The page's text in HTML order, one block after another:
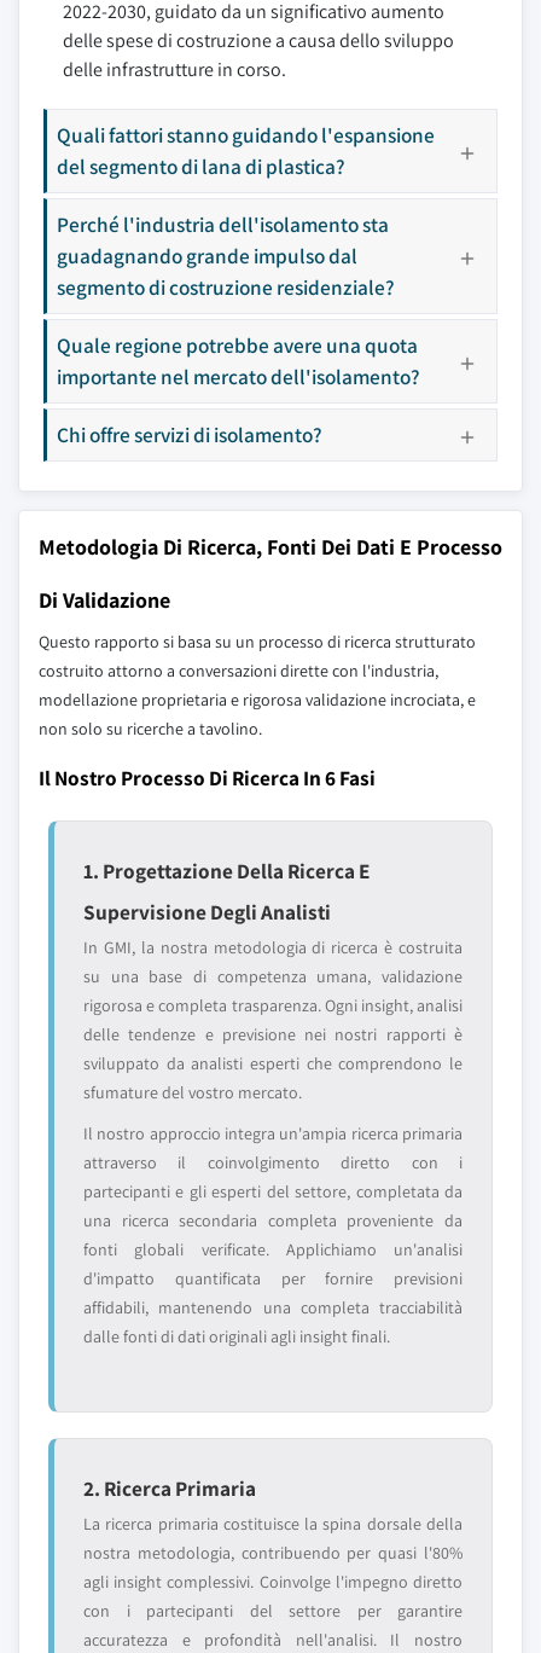
2022-2030, guidato da un significativo aumento
delle spese di costruzione a causa dello sviluppo
delle infrastrutture in corso.
Quali fattori stanno guidando l'espansione
del segmento di lana di plastica?
Perché l'industria dell'isolamento sta
guadagnando grande impulso dal
segmento di costruzione residenziale?
Quale regione potrebbe avere una quota
importante nel mercato dell'isolamento?
Chi offre servizi di isolamento?
Metodologia Di Ricerca, Fonti Dei Dati E Processo
Di Validazione
Questo rapporto si basa su un processo di ricerca strutturato
costruito attorno a conversazioni dirette con l'industria,
modellazione proprietaria e rigorosa validazione incrociata, e
non solo su ricerche a tavolino.
Il Nostro Processo Di Ricerca In 6 Fasi
1. Progettazione Della Ricerca E
Supervisione Degli Analisti
In GMI, la nostra metodologia di ricerca è costruita
su una base di competenza umana, validazione
rigorosa e completa trasparenza. Ogni insight, analisi
delle tendenze e previsione nei nostri rapporti è
sviluppato da analisti esperti che comprendono le
sfumature del vostro mercato.
Il nostro approccio integra un'ampia ricerca primaria
attraverso il coinvolgimento diretto con i
partecipanti e gli esperti del settore, completata da
una ricerca secondaria completa proveniente da
fonti globali verificate. Applichiamo un'analisi
d'impatto quantificata per fornire previsioni
affidabili, mantenendo una completa tracciabilità
dalle fonti di dati originali agli insight finali.
2. Ricerca Primaria
La ricerca primaria costituisce la spina dorsale della
nostra metodologia, contribuendo per quasi l'80%
agli insight complessivi. Coinvolge l'impegno diretto
con i partecipanti del settore per garantire
accuratezza e profondità nell'analisi. Il nostro